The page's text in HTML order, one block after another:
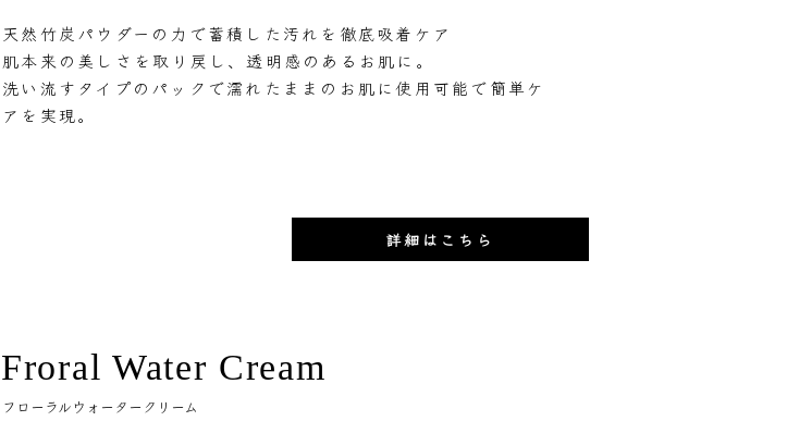
天然竹炭パウダーの力で蓄積した汚れを徹底吸着ケア
肌本来の美しさを取り戻し、透明感のあるお肌に。
洗い流すタイプのパックで濡れたままのお肌に使用可能で簡単ケ
アを実現。
詳細はこちら
Froral Water Cream
フローラルウォータークリーム